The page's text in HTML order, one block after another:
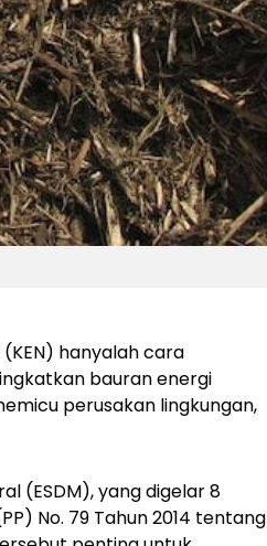
hanyalah cara
bauran energi
perusakan lingkungan,
(ESDM), yang digelar 8
No. 79 Tahun 2014 tentang